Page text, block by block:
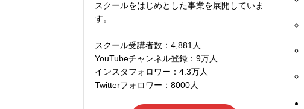
スクールをはじめとした事業を展開していま
す。
スクール受講者数：4,881人
YouTubeチャンネル登録：9万人
インスタフォロワー：4.3万人
Twitterフォロワー：8000人